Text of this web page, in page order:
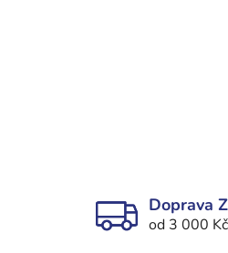
Doprava
od 3 000 Kč